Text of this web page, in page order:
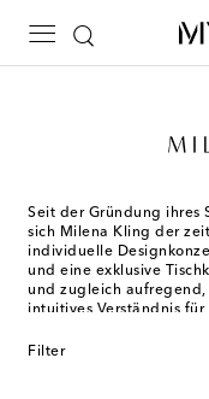
Seit der Gründung ihres
sich Milena Kling der
individuelle
und eine exklusive
und zugleich
intuitives Verständnis
taktilen Verwandlung
Filter